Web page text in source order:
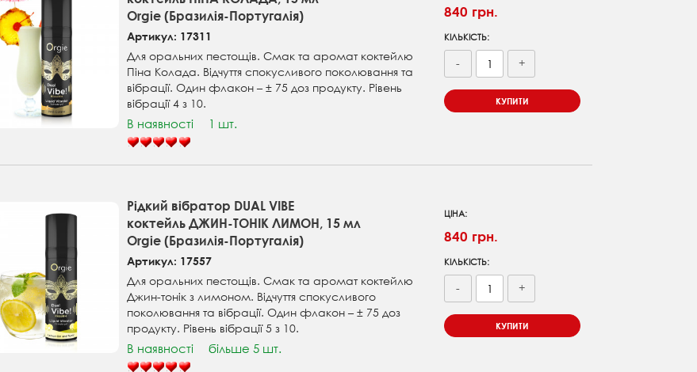
Orgie (Бразилія-Португалія)
Артикул: 17311
Для оральних пестощів. Смак та аромат коктейлю
Піна Колада. Відчуття спокусливого поколювання та
вібрації. Один флакон – ± 75 доз продукту. Рівень
вібрації 4 з 10.
В наявності 1 шт.
840 грн.
КІЛЬКІСТЬ:
- +
КУПИТИ
Рідкий вібратор DUAL VIBE
коктейль ДЖИН-ТОНІК ЛИМОН, 15 мл
Orgie (Бразилія-Португалія)
Артикул: 17557
Для оральних пестощів. Смак та аромат коктейлю
Джин-тонік з лимоном. Відчуття спокусливого
поколювання та вібрації. Один флакон – ± 75 доз
продукту. Рівень вібрації 5 з 10.
В наявності більше 5 шт.
ЦІНА:
840 грн.
КІЛЬКІСТЬ:
- +
КУПИТИ